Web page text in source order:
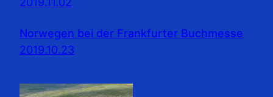
Norwegen bei der Frankfurter Buchmesse
2019.10.23